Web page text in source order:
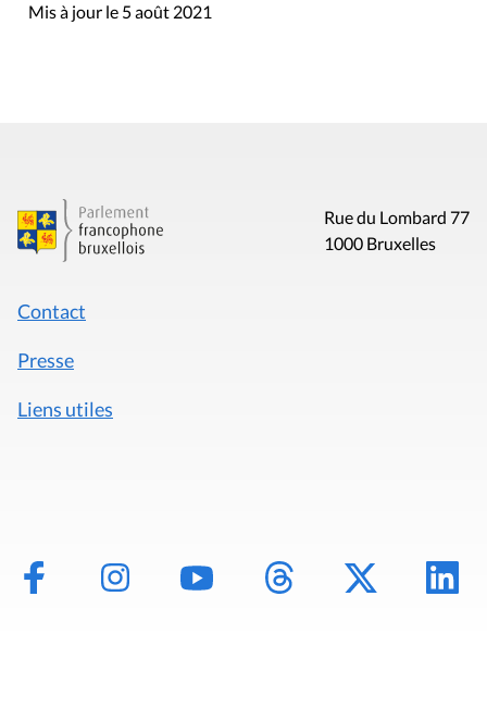
Mis à jour le 5 août 2021
Rue du Lombard 77
1000 Bruxelles
Contact
Presse
Liens utiles